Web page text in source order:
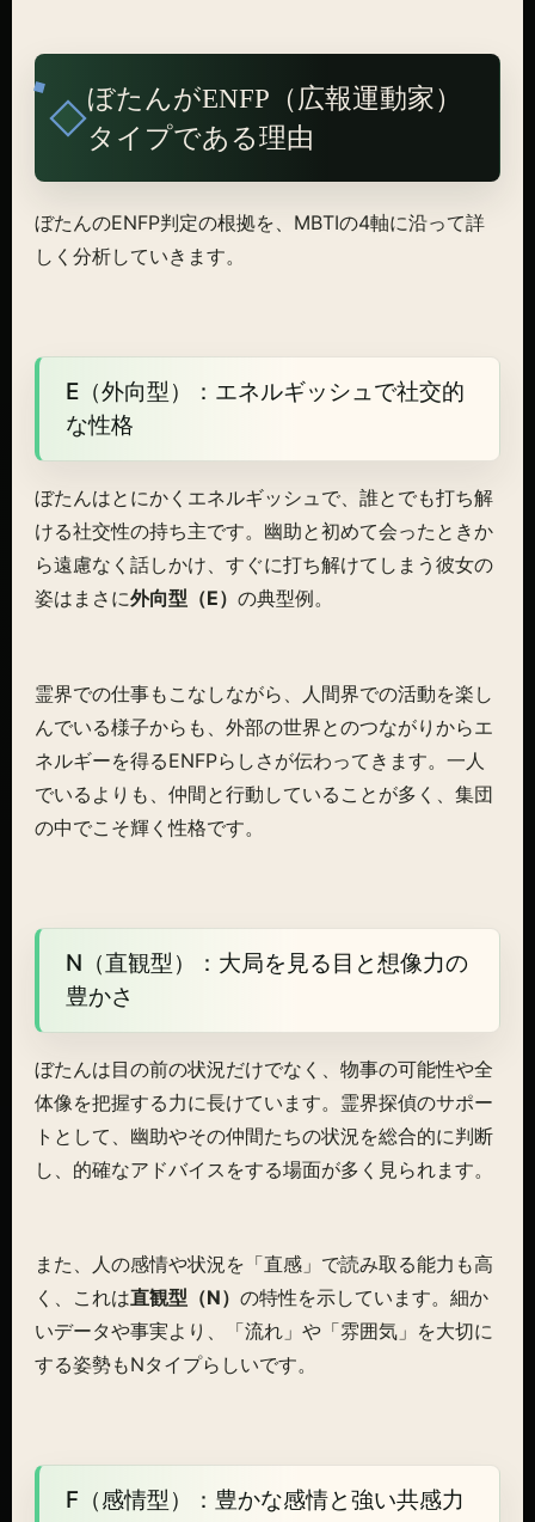
ぼたんがENFP（広報運動家）
タイプである理由
ぼたんのENFP判定の根拠を、MBTIの4軸に沿って詳
しく分析していきます。
E（外向型）：エネルギッシュで社交的
な性格
ぼたんはとにかくエネルギッシュで、誰とでも打ち解
ける社交性の持ち主です。幽助と初めて会ったときか
ら遠慮なく話しかけ、すぐに打ち解けてしまう彼女の
姿はまさに外向型（E） の典型例。
霊界での仕事もこなしながら、人間界での活動を楽し
んでいる様子からも、外部の世界とのつながりからエ
ネルギーを得るENFPらしさが伝わってきます。一人
でいるよりも、仲間と行動していることが多く、集団
の中でこそ輝く性格です。
N（直観型）：大局を見る目と想像力の
豊かさ
ぼたんは目の前の状況だけでなく、物事の可能性や全
体像を把握する力に長けています。霊界探偵のサポー
トとして、幽助やその仲間たちの状況を総合的に判断
し、的確なアドバイスをする場面が多く見られます。
また、人の感情や状況を「直感」で読み取る能力も高
く、これは直観型（N） の特性を示しています。細か
いデータや事実より、「流れ」や「雰囲気」を大切に
する姿勢もNタイプらしいです。
F（感情型）：豊かな感情と強い共感力